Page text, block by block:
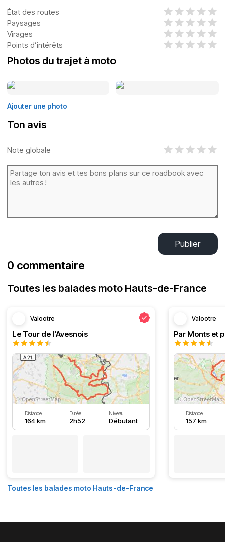
État des routes
Paysages
Virages
Points d’intérêts
Photos du trajet à moto
Ajouter une photo
Ton avis
Note globale
Publier
0 commentaire
Toutes les balades moto Hauts-de-France
Valootre
Le Tour de l'Avesnois
Distance
164 km
Durée
2h52
Niveau
Débutant
Valootre
Par Monts et
Distance
157 km
Toutes les balades moto Hauts-de-France